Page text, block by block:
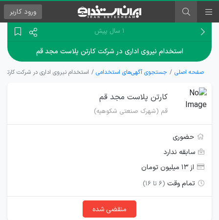
ورود کاربر
۱ سال پیش
استخدام نیروی اداری در شرکت کارتن پلاست مجد قم
صفحه اصلی جستجوی آگهی‌های استخدامی استخدام نیروی اداری در شرکت
کارتن پلاست مجد قم
قم (شهرک صنعتی شکوهیه)
حضوری
سابقه ندارد
از ۱۳ میلیون تومان
تمام وقت (6 تا 16)
منقضی شده